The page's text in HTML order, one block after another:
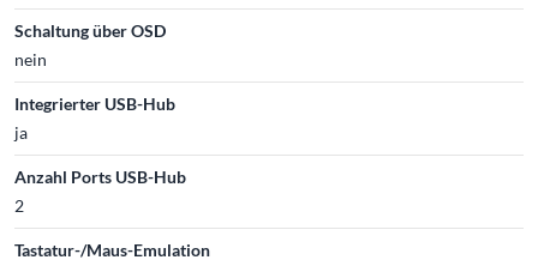
Schaltung über OSD
nein
Integrierter USB-Hub
ja
Anzahl Ports USB-Hub
2
Tastatur-/Maus-Emulation